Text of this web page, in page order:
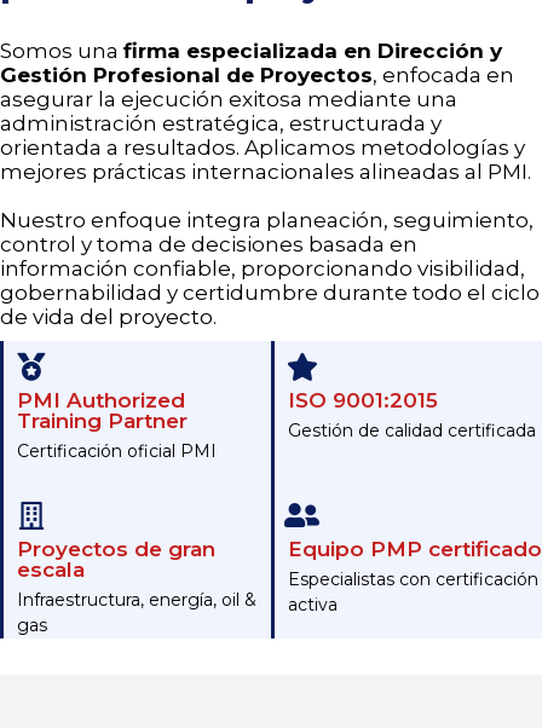
Somos una firma especializada en Dirección y
Gestión Profesional de Proyectos, enfocada en
asegurar la ejecución exitosa mediante una
administración estratégica, estructurada y
orientada a resultados. Aplicamos metodologías y
mejores prácticas internacionales alineadas al PMI.
Nuestro enfoque integra planeación, seguimiento,
control y toma de decisiones basada en
información confiable, proporcionando visibilidad,
gobernabilidad y certidumbre durante todo el ciclo
de vida del proyecto.
PMI Authorized
Training Partner
Certificación oficial PMI
Proyectos de gran
escala
Infraestructura, energía, oil &
gas
ISO 9001:2015
Gestión de calidad certificada
Equipo PMP certificado
Especialistas con certificación
activa